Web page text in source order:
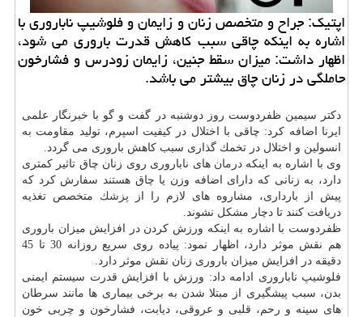
اپتیك: جراح و متخصص زنان و زایمان و فلوشیپ ناباروری با
اشاره به اینكه چاقی سبب كاهش قدرت باروری می شود،
اظهار داشت: میزان سقط جنین، زایمان زودرس و فشارخون
حاملگی در زنان چاق بیشتر می باشد.
دكتر سیمین ظفردوست روز دوشنبه در گفت و گو با خبرنگار علمی
ایرنا اضافه كرد: چاقی با اختلال در كیفیت اسپرم، تولید مقاومت به
انسولین و اختلال در تخمك گذاری سبب كاهش باروری می گردد.
وی با اشاره به اینكهدرمان های ناباروری روی زنان چاق تاثیر كمتری
دارد، به زنانی كه دارای اضافه وزن یا چاق هستند سفارش كرد كه
پیش از بارداری، مشاروه های لازم را از پزشك متخصص تغذیه
دریافت كنند تا دچار مشكل نشوند.
ظفردوست با اشاره به اینكه ورزش كردن در افزایش میزان باروری
هم نقش موثر دارد، اظهار نمود: پیاده روی سریع روزانه 30 تا 45
دقیقه در افزایش میزان باروری زنان نقش موثر دارد.
فلوشیپ ناباروری ادامه داد: ورزش با افزایش قدرت سیستم ایمنی
بدن، سبب پیشگیری از مبتلا شدن به برخی بیماری ها مانند سرطان
های سینه و رحم، قلبی و عروقی، دیابت، فشارخون و چربی خون